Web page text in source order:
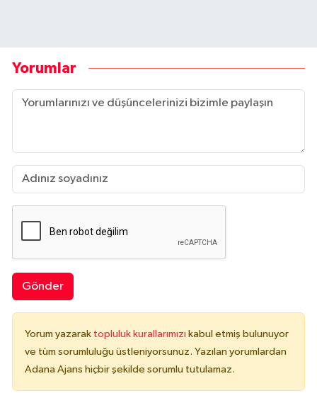
Yorumlar
Gönder
Yorum yazarak topluluk kurallarımızı kabul etmiş bulunuyor
ve tüm sorumluluğu üstleniyorsunuz. Yazılan yorumlardan
Adana Ajans hiçbir şekilde sorumlu tutulamaz.